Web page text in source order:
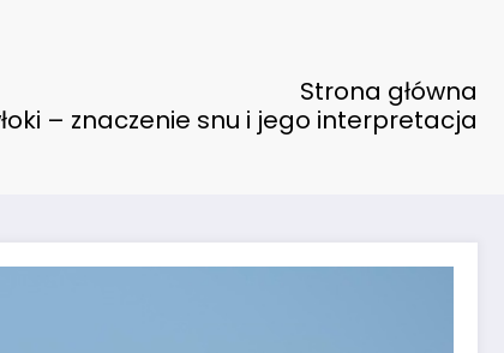
Strona główna
– znaczenie snu i jego interpretacja